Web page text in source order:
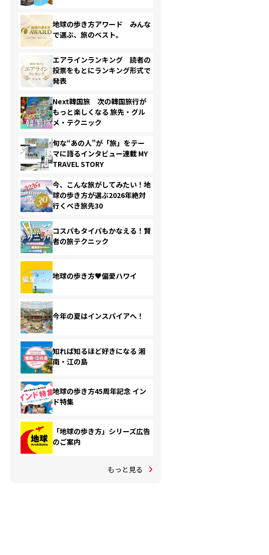
地球の歩き方アワード みんな
で選ぶ、旅のベスト。
エアラインランキング 読者の
投票をもとにランキング形式で
発表
Next韓国旅 次の韓国旅行が
もっと楽しくなる 旅先・グル
メ・テクニック
旬な“あの人”が「旅」をテー
マに語るインタビュー連載 MY
TRAVEL STORY
今、こんな旅がしてみたい！地
球の歩き方が選ぶ2026年絶対
行くべき旅先30
コスパもタイパもかなえる！賢
者の旅テクニック
地球の歩き方♥偏愛ハワイ
今年の夏はインスパイアへ！
知れば知るほど好きになる 湘
南・江の島
地球の歩き方45周年記念 イン
ド特集
「地球の歩き方」シリーズ広告
のご案内
もっと見る